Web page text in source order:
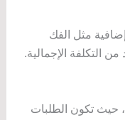
مثل الفك
التكلفة الإجمالية.
حيث تكون الطلبات